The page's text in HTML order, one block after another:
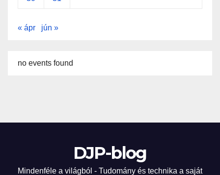
« ápr jún »
no events found
DJP-blog
Mindenféle a világból - Tudomány és technika a saját